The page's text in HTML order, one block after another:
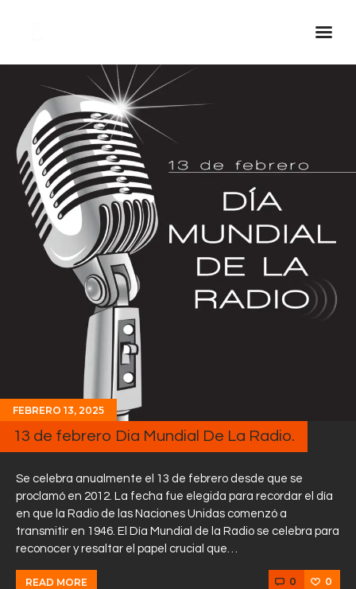
Inicio Real FM
Streaming
En Vivo
Descarga La APP
Programas
Noticias
Equipo
Sobre Nosotros
Contactos
FEBRERO 13, 2025
13 de febrero Dia Mundial De La Radio.
Se celebra anualmente el 13 de febrero desde que se
proclamó en 2012. La fecha fue elegida para recordar el día
en que la Radio de las Naciones Unidas comenzó a
transmitir en 1946. El Día Mundial de la Radio se celebra para
reconocer y resaltar el papel crucial que…
READ MORE 0 0